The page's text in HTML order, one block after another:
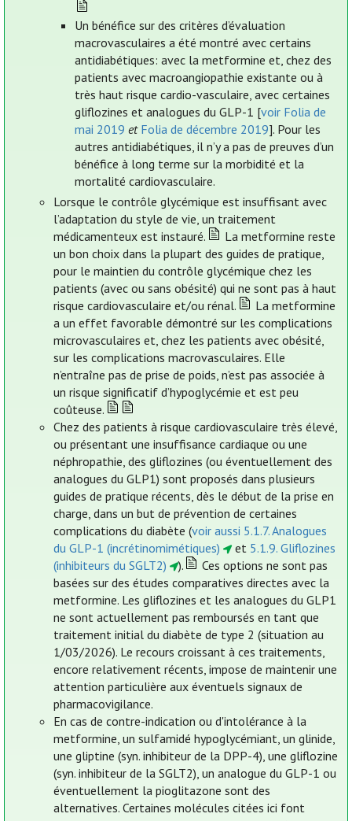
Un bénéfice sur des critères d’évaluation
macrovasculaires a été montré avec certains
antidiabétiques: avec la metformine et, chez des
patients avec macroangiopathie existante ou à
très haut risque cardio-vasculaire, avec certaines
gliflozines et analogues du GLP-1 [voir Folia de
mai 2019 et Folia de décembre 2019]. Pour les
autres antidiabétiques, il n’y a pas de preuves d’un
bénéfice à long terme sur la morbidité et la
mortalité cardiovasculaire.
Lorsque le contrôle glycémique est insuffisant avec
l’adaptation du style de vie, un traitement
médicamenteux est instauré.
La metformine reste
un bon choix dans la plupart des guides de pratique,
pour le maintien du contrôle glycémique chez les
patients (avec ou sans obésité) qui ne sont pas à haut
risque cardiovasculaire et/ou rénal.
La metformine
a un effet favorable démontré sur les complications
microvasculaires et, chez les patients avec obésité,
sur les complications macrovasculaires. Elle
n’entraîne pas de prise de poids, n’est pas associée à
un risque significatif d’hypoglycémie et est peu
coûteuse.
Chez des patients à risque cardiovasculaire très élevé,
ou présentant une insuffisance cardiaque ou une
néphropathie, des gliflozines (ou éventuellement des
analogues du GLP1) sont proposés dans plusieurs
guides de pratique récents, dès le début de la prise en
charge, dans un but de prévention de certaines
complications du diabète (voir aussi 5.1.7. Analogues
du GLP-1 (incrétinomimétiques)
et 5.1.9. Gliflozines
(inhibiteurs du SGLT2)
).
Ces options ne sont pas
basées sur des études comparatives directes avec la
metformine. Les gliflozines et les analogues du GLP1
ne sont actuellement pas remboursés en tant que
traitement initial du diabète de type 2 (situation au
1/03/2026). Le recours croissant à ces traitements,
encore relativement récents, impose de maintenir une
attention particulière aux éventuels signaux de
pharmacovigilance.
En cas de contre-indication ou d'intolérance à la
metformine, un sulfamidé hypoglycémiant, un glinide,
une gliptine (syn. inhibiteur de la DPP-4), une gliflozine
(syn. inhibiteur de la SGLT2), un analogue du GLP-1 ou
éventuellement la pioglitazone sont des
alternatives. Certaines molécules citées ici font